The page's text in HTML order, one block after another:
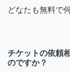
どなたも無料で
チケットの依頼
のですか？